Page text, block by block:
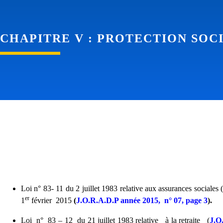
L'ENSEIGNEMENT SUPÉRIEUR
CHAPITRE V : PROTECTION
Loi n° 83-11 du 2 juillet 1983 relative aux assurances sociales (
1 er février 2015 (J.O.R.A.D.P année 2015, n° 07, page 3).
Loi n° 83 – 12 du 21 juillet 1983 relative à la retraite (